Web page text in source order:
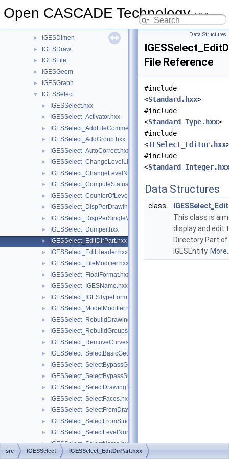
Open CASCADE Technology7.9.0
IGESData
► IGESDimen
► IGESDraw
► IGESFile
► IGESGeom
► IGESGraph
▼ IGESSelect
► IGESSelect.hxx
► IGESSelect_Activator.hxx
► IGESSelect_AddFileComment.hxx
► IGESSelect_AddGroup.hxx
► IGESSelect_AutoCorrect.hxx
► IGESSelect_ChangeLevelList.hxx
► IGESSelect_ChangeLevelNumber.hxx
► IGESSelect_ComputeStatus.hxx
► IGESSelect_CounterOfLevelNumber.hxx
► IGESSelect_DispPerDrawing.hxx
► IGESSelect_DispPerSingleView.hxx
► IGESSelect_Dumper.hxx
► IGESSelect_EditDirPart.hxx
► IGESSelect_EditHeader.hxx
► IGESSelect_FileModifier.hxx
► IGESSelect_FloatFormat.hxx
► IGESSelect_IGESName.hxx
► IGESSelect_IGESTypeForm.hxx
► IGESSelect_ModelModifier.hxx
► IGESSelect_RebuildDrawings.hxx
► IGESSelect_RebuildGroups.hxx
► IGESSelect_RemoveCurves.hxx
► IGESSelect_SelectBasicGeom.hxx
► IGESSelect_SelectBypassGroup.hxx
► IGESSelect_SelectBypassSubfigure.hxx
► IGESSelect_SelectDrawingFrom.hxx
► IGESSelect_SelectFaces.hxx
► IGESSelect_SelectFromDrawing.hxx
► IGESSelect_SelectFromSingleView.hxx
► IGESSelect_SelectLevelNumber.hxx
► IGESSelect_SelectName.hxx
► IGESSelect_SelectPCurves.hxx
Data Structures
File Reference
#include
<Standard.hxx>
#include
<Standard_Type.hxx>
#include
<IFSelect_Editor.hxx
#include
<
Data Structures
class
This class is
display and edit
Directory Part of
IGESEntity.
src IGESSelect IGESSelect_EditDirPart.hxx